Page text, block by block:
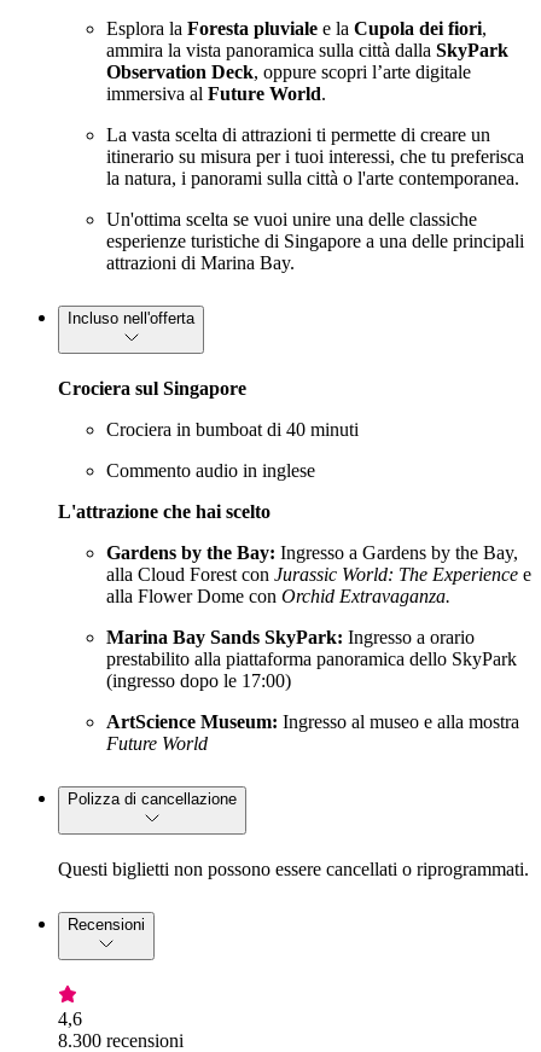
Esplora la Foresta pluviale e la Cupola dei fiori,
ammira la vista panoramica sulla città dalla SkyPark
Observation Deck, oppure scopri l’arte digitale
immersiva al Future World.
La vasta scelta di attrazioni ti permette di creare un
itinerario su misura per i tuoi interessi, che tu preferisca
la natura, i panorami sulla città o l'arte contemporanea.
Un'ottima scelta se vuoi unire una delle classiche
esperienze turistiche di Singapore a una delle principali
attrazioni di Marina Bay.
Incluso nell'offerta
Crociera sul Singapore
Crociera in bumboat di 40 minuti
Commento audio in inglese
L'attrazione che hai scelto
Gardens by the Bay: Ingresso a Gardens by the Bay,
alla Cloud Forest con Jurassic World: The Experience e
alla Flower Dome con Orchid Extravaganza.
Marina Bay Sands SkyPark: Ingresso a orario
prestabilito alla piattaforma panoramica dello SkyPark
(ingresso dopo le 17:00)
ArtScience Museum: Ingresso al museo e alla mostra
Future World
Polizza di cancellazione
Questi biglietti non possono essere cancellati o riprogrammati.
Recensioni
4,6
8.300 recensioni